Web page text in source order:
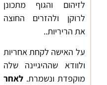
לזיהום והגוף מתכונן
לרוקן ולהזרים החוצה
את הריריות..
על האישה לקחת אחריות
ולוודא שההיגיינה שלה
מוקפדת ונשמרת.לאחר